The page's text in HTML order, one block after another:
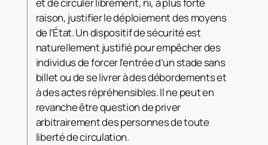
raison, justifier le déploiement des moyens
de l’État. Un dispositif de sécurité est
naturellement justifié pour empêcher des
individus de forcer l’entrée d’un stade sans
billet ou de se livrer à des débordements et
à des actes répréhensibles. Il ne peut en
revanche être question de priver
arbitrairement des personnes de toute
liberté de circulation.